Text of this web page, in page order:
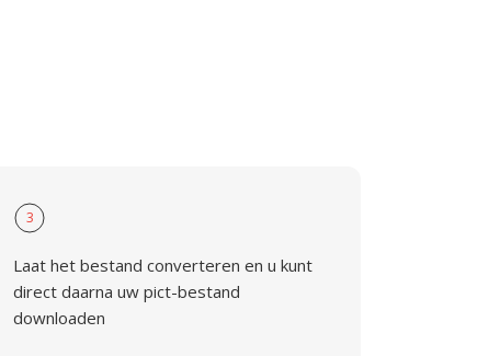
3
Laat het bestand converteren en u kunt
direct daarna uw pict-bestand
downloaden